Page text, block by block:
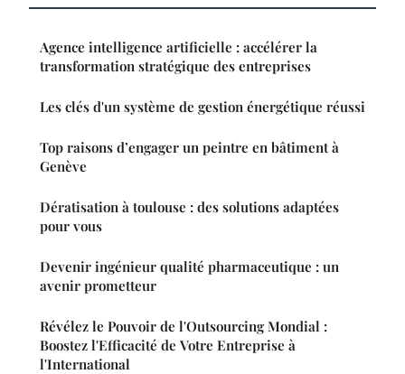
Agence intelligence artificielle : accélérer la
transformation stratégique des entreprises
Les clés d'un système de gestion énergétique réussi
Top raisons d’engager un peintre en bâtiment à
Genève
Dératisation à toulouse : des solutions adaptées
pour vous
Devenir ingénieur qualité pharmaceutique : un
avenir prometteur
Révélez le Pouvoir de l'Outsourcing Mondial :
Boostez l'Efficacité de Votre Entreprise à
l'International